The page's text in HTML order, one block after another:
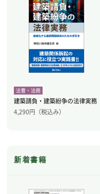
法曹・法務
建築請負・建築紛争の法律実務
4,290円（税込み）
新着書籍